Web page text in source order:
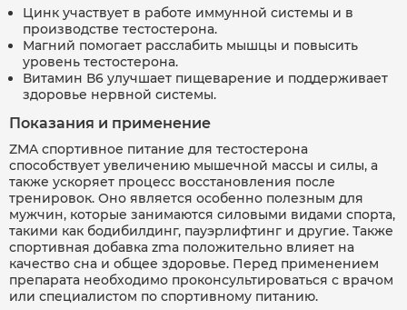
Цинк участвует в работе иммунной системы и в
производстве тестостерона.
Магний помогает расслабить мышцы и повысить
уровень тестостерона.
Витамин В6 улучшает пищеварение и поддерживает
здоровье нервной системы.
Показания и применение
ZMA спортивное питание для тестостерона
способствует увеличению мышечной массы и силы, а
также ускоряет процесс восстановления после
тренировок. Оно является особенно полезным для
мужчин, которые занимаются силовыми видами спорта,
такими как бодибилдинг, пауэрлифтинг и другие. Также
спортивная добавка zma положительно влияет на
качество сна и общее здоровье. Перед применением
препарата необходимо проконсультироваться с врачом
или специалистом по спортивному питанию.